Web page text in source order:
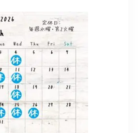
お問い合わせはこちら